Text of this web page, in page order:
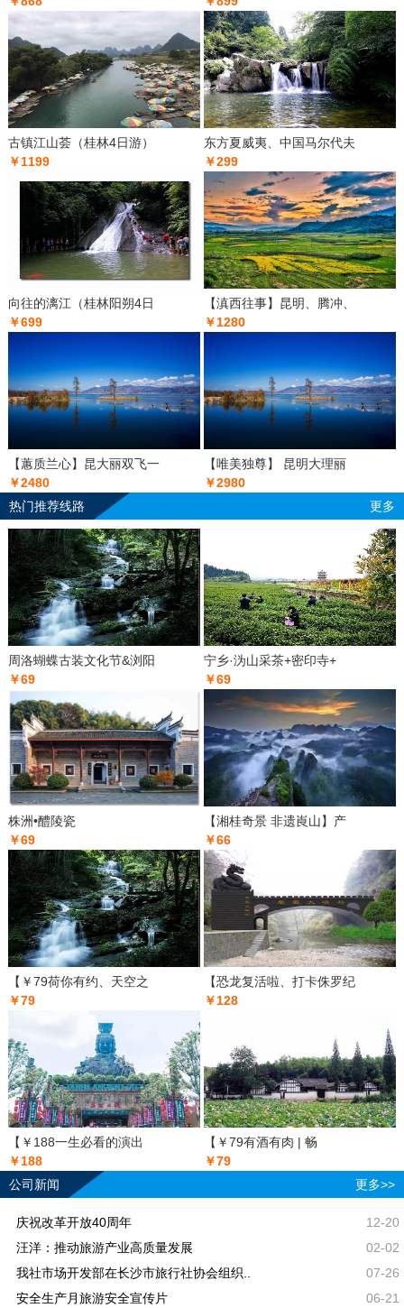
古镇江山荟（桂林4日游）
￥1199
东方夏威夷、中国马尔代夫
￥299
向往的漓江（桂林阳朔4日
￥699
【滇西往事】昆明、腾冲、
￥1280
【蕙质兰心】昆大丽双飞一
￥2480
【唯美独尊】 昆明大理丽
￥2980
热门推荐线路
更多
周洛蝴蝶古装文化节&浏阳
￥69
宁乡·沩山采茶+密印寺+
￥69
株洲•醴陵瓷
￥69
【湘桂奇景 非遗崀山】产
￥66
【￥79荷你有约、天空之
￥79
【恐龙复活啦、打卡侏罗纪
￥128
【￥188一生必看的演出
￥188
【￥79有酒有肉 | 畅
￥79
公司新闻
更多>>
庆祝改革开放40周年
12-20
汪洋：推动旅游产业高质量发展
02-02
我社市场开发部在长沙市旅行社协会组织..
07-26
安全生产月旅游安全宣传片
06-21